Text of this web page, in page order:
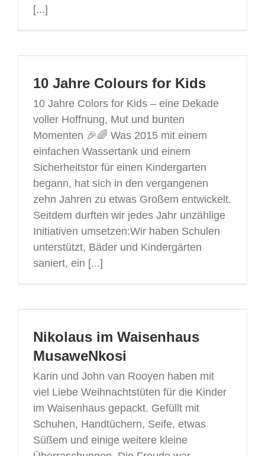
[...]
10 Jahre Colours for Kids
10 Jahre Colors for Kids – eine Dekade
voller Hoffnung, Mut und bunten
Momenten 🎉🌈 Was 2015 mit einem
einfachen Wassertank und einem
Sicherheitstor für einen Kindergarten
begann, hat sich in den vergangenen
zehn Jahren zu etwas Großem entwickelt.
Seitdem durften wir jedes Jahr unzählige
Initiativen umsetzen:Wir haben Schulen
unterstützt, Bäder und Kindergärten
saniert, ein [...]
Nikolaus im Waisenhaus
MusaweNkosi
Karin und John van Rooyen haben mit
viel Liebe Weihnachtstüten für die Kinder
im Waisenhaus gepackt. Gefüllt mit
Schuhen, Handtüchern, Seife, etwas
Süßem und einige weitere kleine